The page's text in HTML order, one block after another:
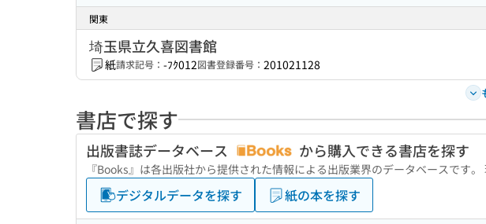
関東
埼玉県立久喜図書館
紙請求記号： -ﾌｸ012図書登録番号： 201021128
書店で探す
出版書誌データベース から購入できる書店を探す
『Books』は各出版社から提供された情報による出版業界のデータベースです
デジタルデータを探す 紙の本を探す